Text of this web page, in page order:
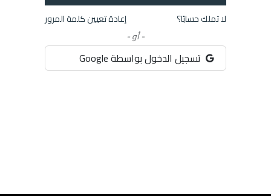
لا تملك حسابًا؟
إعادة تعيين كلمة المرور
- أو -
تسجيل الدخول بواسطة Google